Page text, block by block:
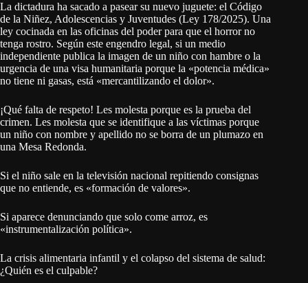
La dictadura ha sacado a pasear su nuevo juguete: el Código
de la Niñez, Adolescencias y Juventudes (Ley 178/2025). Una
ley cocinada en las oficinas del poder para que el horror no
tenga rostro. Según este engendro legal, si un medio
independiente publica la imagen de un niño con hambre o la
urgencia de una visa humanitaria porque la «potencia médica»
no tiene ni gasas, está «mercantilizando el dolor».
¡Qué falta de respeto! Les molesta porque es la prueba del
crimen. Les molesta que se identifique a las víctimas porque
un niño con nombre y apellido no se borra de un plumazo en
una Mesa Redonda.
Si el niño sale en la televisión nacional repitiendo consignas
que no entiende, es «formación de valores».
Si aparece denunciando que solo come arroz, es
«instrumentalización política».
La crisis alimentaria infantil y el colapso del sistema de salud:
¿Quién es el culpable?